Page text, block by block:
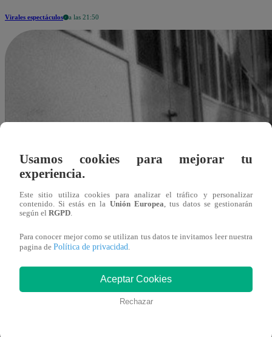
Virales espectáculos a las 21:50
Usamos cookies para mejorar tu
experiencia.
Este sitio utiliza cookies para analizar el tráfico y personalizar
contenido. Si estás en la Unión Europea, tus datos se gestionarán
según el RGPD.
Para conocer mejor como se utilizan tus datos te invitamos leer nuestra
pagina de Política de privacidad.
Aceptar Cookies
Rechazar